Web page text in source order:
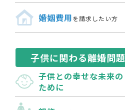
婚姻費用を請求したい方
子供に関わる離婚問題
子供との幸せな未来の
ために